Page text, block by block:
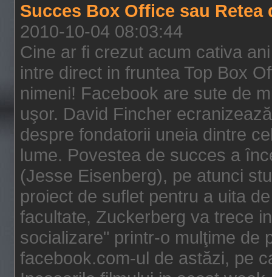
Succes Box Office sau Retea
2010-10-04 08:03:44
Cine ar fi crezut acum cativa
intre direct in fruntea Top Box
nimeni! Facebook are sute de
uşor. David Fincher
despre fondatorii uneia dintre
lume. Povestea de succes a
(Jesse Eisenberg), pe atunci
proiect de suflet pentru a uita
facultate, Zuckerberg va trece
socializare" printr-o mulţime de
facebook.com-ul de astăzi, pe